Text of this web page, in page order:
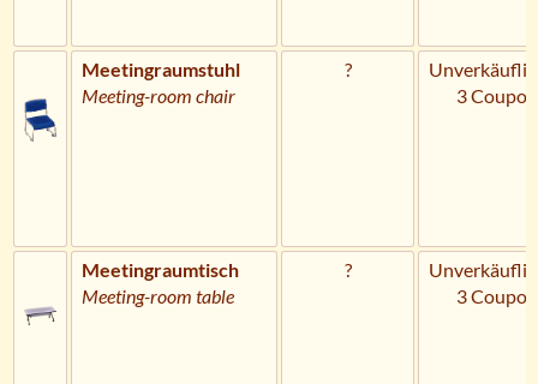
Meetingraumstuhl
Meeting-room chair
?
3
Meetingraumtisch
Meeting-room table
?
3